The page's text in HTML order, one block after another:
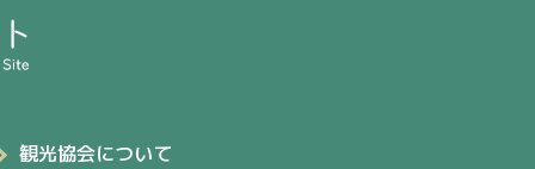
観光協会について